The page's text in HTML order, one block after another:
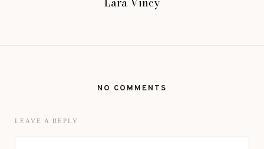
NO COMMENTS
LEAVE A REPLY